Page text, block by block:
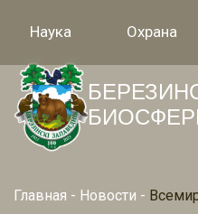
Наука Охрана
Главная - Новости -